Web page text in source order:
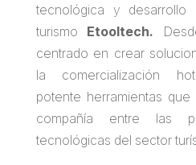
tecnológica y
turismo Etooltech.
centrado en crear
la comercialización
potente herramientas
compañía entre las
tecnológicas del sector